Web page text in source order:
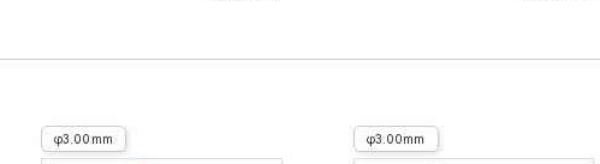
φ3.00mm φ3.00mm